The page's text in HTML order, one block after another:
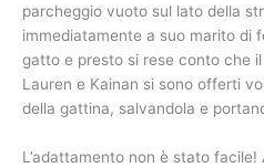
parcheggio vuoto sul lato della
immediatamente a suo marito di
gatto e presto si rese conto che
Lauren e Kainan si sono offerti
della gattina, salvandola e
L’adattamento non è stato facile!